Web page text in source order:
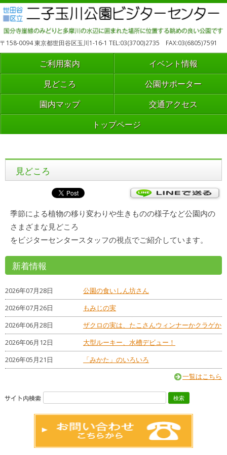
〒158-0094 東京都世田谷区玉川1-16-1 TEL:03(3700)2735 FAX:03(6805)7591
ご利用案内 イベント情報
見どころ 公園サポーター
園内マップ 交通アクセス
トップページ
見どころ
季節による植物の移り変わりや生きものの様子など公園内の
さまざまな見どころ
をビジターセンタースタッフの視点でご紹介しています。
新着情報
2026年07月28日
公園の食いしん坊さん
2026年07月26日
もみじの実
2026年06月28日
ザクロの実は、たこさんウィンナーかクラゲか
2026年06月12日
大型ルーキー、水槽デビュー！
2026年05月21日
「みかた」のいろいろ
一覧はこちら
検
索: